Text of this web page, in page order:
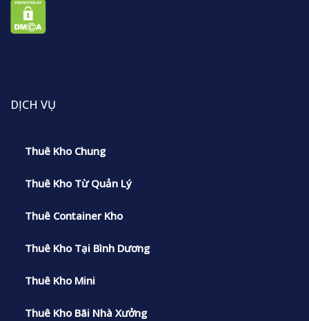
DỊCH VỤ
Thuê Kho Chung
Thuê Kho Từ Quản Lý
Thuê Container Kho
Thuê Kho Tại Bình Dương
Thuê Kho Mini
Thuê Kho Bãi Nhà Xưởng